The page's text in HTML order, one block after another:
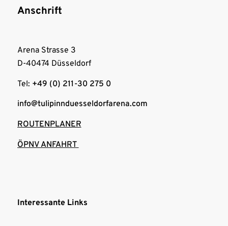
Anschrift
Arena Strasse 3
D-40474 Düsseldorf
Tel: +49 (0) 211-30 275 0
info@tulipinnduesseldorfarena.com
ROUTENPLANER
ÖPNV ANFAHRT
Interessante Links